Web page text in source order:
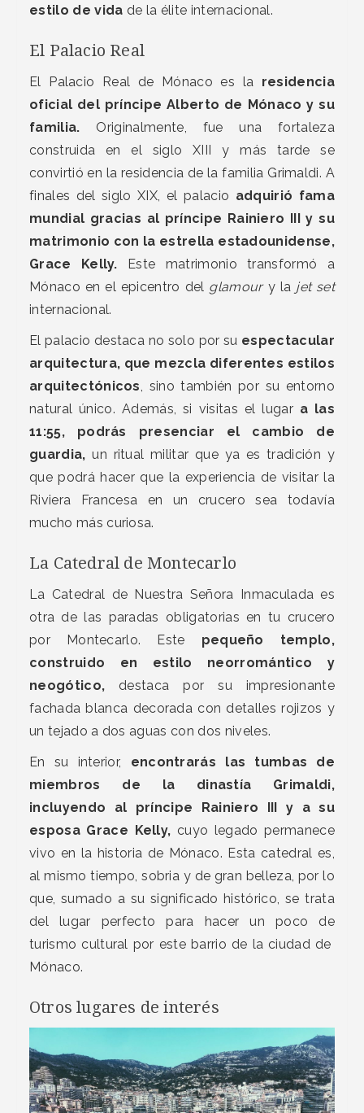
estilo de vida de la élite internacional.
El Palacio Real
El Palacio Real de Mónaco es la residencia
oficial del príncipe Alberto de Mónaco y su
familia. Originalmente, fue una fortaleza
construida en el siglo XIII y más tarde se
convirtió en la residencia de la familia Grimaldi. A
finales del siglo XIX, el palacio adquirió fama
mundial gracias al príncipe Rainiero III y su
matrimonio con la estrella estadounidense,
Grace Kelly. Este matrimonio transformó a
Mónaco en el epicentro del glamoury la jet set
internacional.
El palacio destaca no solo por su espectacular
arquitectura, que mezcla diferentes estilos
arquitectónicos , sino también por su entorno
natural único. Además, si visitas el lugara las
11:55, podrás presenciar el cambio de
guardia,un ritual militar que ya es tradición y
que podrá hacer que la experiencia de visitar la
Riviera Francesa en un crucero sea todavía
mucho más curiosa.
La Catedral de Montecarlo
La Catedral de Nuestra Señora Inmaculada es
otra de las paradas obligatorias en tu crucero
por Montecarlo. Este pequeño templo,
construido en estilo neorromántico y
neogótico, destaca por su impresionante
fachada blanca decorada con detalles rojizos y
un tejado a dos aguas con dos niveles.
En su interior, encontrarás las tumbas de
miembros de la dinastía Grimaldi,
incluyendo al príncipe Rainiero III y a su
esposa Grace Kelly, cuyo legado permanece
vivo en la historia de Mónaco. Esta catedral es,
al mismo tiempo, sobria y de gran belleza, por lo
que, sumado a su significado histórico, se trata
del lugar perfecto para hacer un poco de
turismo cultural por este barrio de la ciudad de
Mónaco.
Otros lugares de interés